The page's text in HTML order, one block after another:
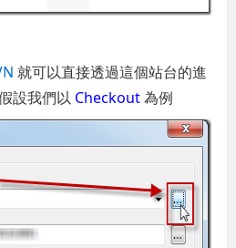
就可以直接透過這個站台的進
設我們以 Checkout為例